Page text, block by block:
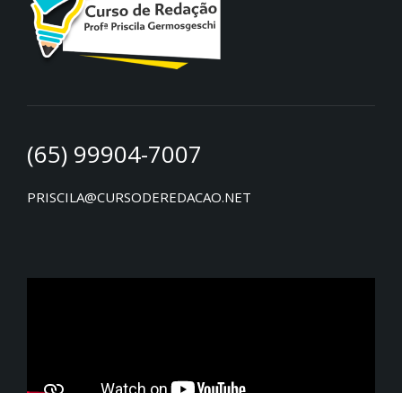
(65) 99904-7007
PRISCILA@CURSODEREDACAO.NET